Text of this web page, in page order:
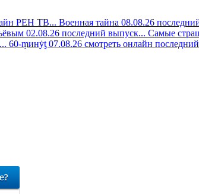
РЕН ТВ... Военная тайна 08.08.26
02.08.26 последний выпуск... Самые
60-ṃинẏƫ 07.08.26 смотреть онлайн